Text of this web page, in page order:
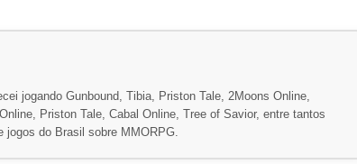
jogando Gunbound, Tibia, Priston Tale, 2Moons Online,
Priston Tale, Cabal Online, Tree of Savior, entre tantos
jogos do Brasil sobre MMORPG.